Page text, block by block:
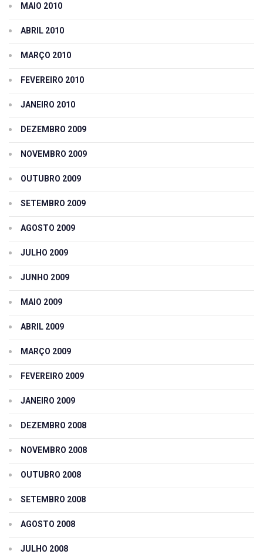
MAIO 2010
ABRIL 2010
MARÇO 2010
FEVEREIRO 2010
JANEIRO 2010
DEZEMBRO 2009
NOVEMBRO 2009
OUTUBRO 2009
SETEMBRO 2009
AGOSTO 2009
JULHO 2009
JUNHO 2009
MAIO 2009
ABRIL 2009
MARÇO 2009
FEVEREIRO 2009
JANEIRO 2009
DEZEMBRO 2008
NOVEMBRO 2008
OUTUBRO 2008
SETEMBRO 2008
AGOSTO 2008
JULHO 2008